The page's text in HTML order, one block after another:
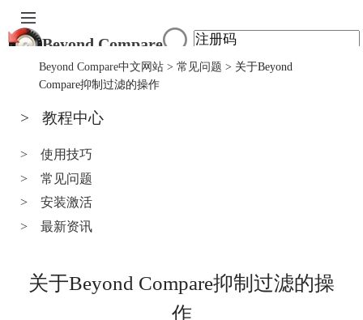
Beyond Compare
首页
服务中心
Beyond Compare中文网站> 常见问题 > 关于Beyond
Compare抑制过滤的操作
> 教程中心
>
使用技巧
>
常见问题
>
安装激活
>
最新资讯
关于Beyond Compare抑制过滤的操
作